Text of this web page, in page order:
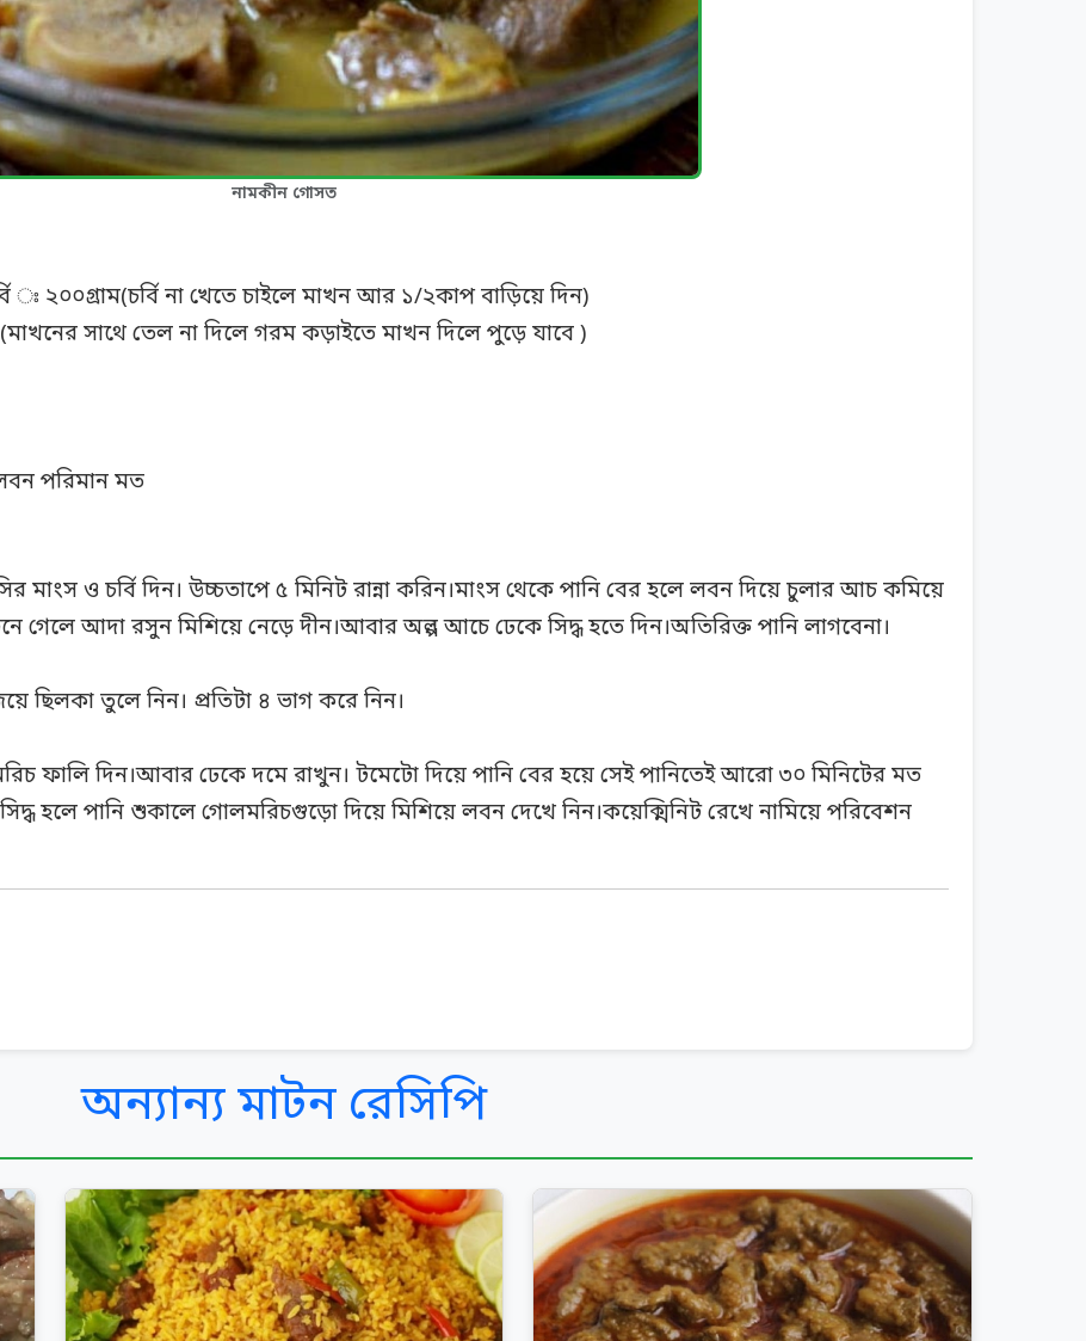
নামকীন গোসত
ঃ ২০০গ্রাম(চর্বি না খেতে চাইলে মাখন আর ১/২কাপ বাড়িয়ে দিন)
সাথে তেল না দিলে গরম কড়াইতে মাখন দিলে পুড়ে যাবে )
পরিমান মত
মাংস ও চর্বি দিন। উচ্চতাপে ৫ মিনিট রান্না করিন।মাংস থেকে পানি বের হলে লবন দিয়ে চুলার আচ কমিয়ে
গেলে আদা রসুন মিশিয়ে নেড়ে দীন।আবার অল্প আচে ঢেকে সিদ্ধ হতে দিন।অতিরিক্ত পানি লাগবেনা।
ছিলকা তুলে নিন। প্রতিটা ৪ ভাগ করে নিন।
ফালি দিন।আবার ঢেকে দমে রাখুন। টমেটো দিয়ে পানি বের হয়ে সেই পানিতেই আরো ৩০ মিনিটের মত
হলে পানি শুকালে গোলমরিচগুড়ো দিয়ে মিশিয়ে লবন দেখে নিন।কয়েক্মিনিট রেখে নামিয়ে পরিবেশন
অন্যান্য মাটন রেসিপি